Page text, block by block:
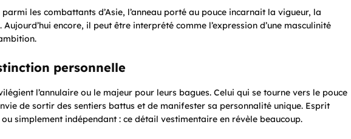
les combattants d’Asie, l’anneau porté au pouce incarnait la vigueur, la
encore, il peut être interprété comme l’expression d’une masculinité
personnelle
l’annulaire ou le majeur pour leurs bagues. Celui qui se tourne vers le pouce
de sortir des sentiers battus et de manifester sa personnalité unique. Esprit
simplement indépendant : ce détail vestimentaire en révèle beaucoup.